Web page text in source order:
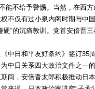
能不给予警惕。当然，在西
不仅有过小泉内阁时期与中
硬”的沉痛教训。党首安倍晋
日和平友好条约》签订35
中日关系四大政治文件之一
间，安倍晋太郎积极推动日